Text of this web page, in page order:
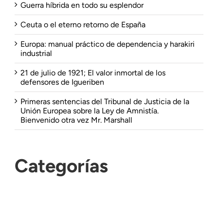
Guerra híbrida en todo su esplendor
Ceuta o el eterno retorno de España
Europa: manual práctico de dependencia y harakiri
industrial
21 de julio de 1921; El valor inmortal de los
defensores de Igueriben
Primeras sentencias del Tribunal de Justicia de la
Unión Europea sobre la Ley de Amnistía.
Bienvenido otra vez Mr. Marshall
Categorías